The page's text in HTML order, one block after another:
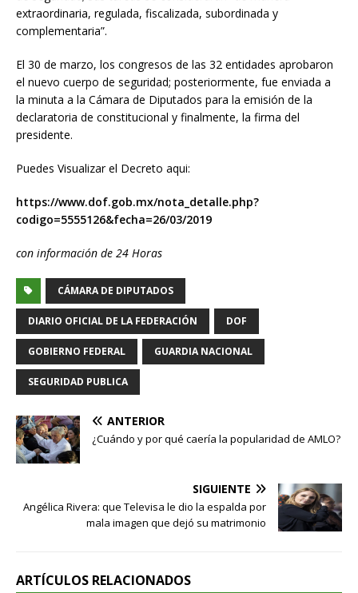
extraordinaria, regulada, fiscalizada, subordinada y
complementaria”.
El 30 de marzo, los congresos de las 32 entidades aprobaron
el nuevo cuerpo de seguridad; posteriormente, fue enviada a
la minuta a la Cámara de Diputados para la emisión de la
declaratoria de constitucional y finalmente, la firma del
presidente.
Puedes Visualizar el Decreto aqui:
https://www.dof.gob.mx/nota_detalle.php?
codigo=5555126&fecha=26/03/2019
con información de 24 Horas
CÁMARA DE DIPUTADOS
DIARIO OFICIAL DE LA FEDERACIÓN DOF
GOBIERNO FEDERAL GUARDIA NACIONAL
SEGURIDAD PUBLICA
ANTERIOR
¿Cuándo y por qué caería la popularidad de AMLO?
SIGUIENTE
Angélica Rivera: que Televisa le dio la espalda por
mala imagen que dejó su matrimonio
ARTÍCULOS RELACIONADOS